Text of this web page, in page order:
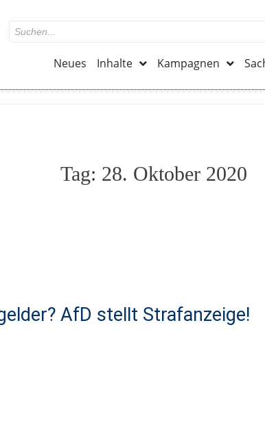
Neues Inhalte Kampagnen
Tag: 28. Oktober 2020
AfD stellt Strafanzeige!